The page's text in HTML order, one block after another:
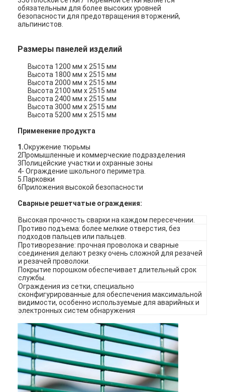
Наша фабрика
контактные данные
Новости
теперь говорите
экструдерный фильтрующий экран
Пакет экрана штрангпресса
Сетка веревочки провода
Площадь для паделя
Трикотажная сетка
Корзина из габиона
Архитектурная металлическая сетка
Сетчатый фильтр Джонсона
загородка сетки металла
Пчелиная сетка
обязательным для более высоких уровней
безопасности для предотвращения вторжений,
альпинистов.
Размеры панелей изделий
Высота 1200 мм х 2515 мм
Высота 1800 мм х 2515 мм
Высота 2000 мм х 2515 мм
Высота 2100 мм х 2515 мм
Высота 2400 мм х 2515 мм
Высота 3000 мм х 2515 мм
Высота 5200 мм х 2515 мм
Применение продукта
1.Окружение тюрьмы
2Промышленные и коммерческие подразделения
3Полицейские участки и охранные зоны
4- Ограждение школьного периметра.
5.Парковки
6Приложения высокой безопасности
Сварные решетчатые ограждения:
Высокая прочность сварки на каждом пересечении.
Противо подъема: более мелкие отверстия, без
подходов пальцев или пальцев.
Противорезание: прочная проволока и сварные
соединения делают резку очень сложной для резачей
и резачей проволоки.
Покрытие порошком обеспечивает длительный срок
службы.
Ограждения из сетки, специально
сконфигурированные для обеспечения максимальной
видимости, особенно используемые для аварийных и
электронных систем обнаружения